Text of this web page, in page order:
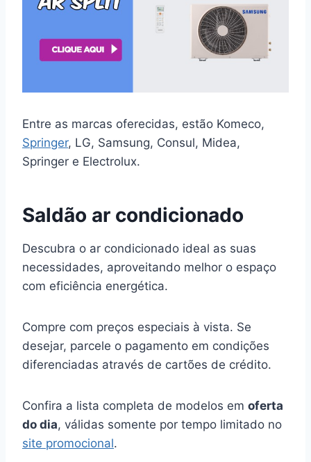
Entre as marcas oferecidas, estão Komeco,
Springer, LG, Samsung, Consul, Midea,
Springer e Electrolux.
Saldão ar condicionado
Descubra o ar condicionado ideal as suas
necessidades, aproveitando melhor o espaço
com eficiência energética.
Compre com preços especiais à vista. Se
desejar, parcele o pagamento em condições
diferenciadas através de cartões de crédito.
Confira a lista completa de modelos em oferta
do dia, válidas somente por tempo limitado no
site promocional.